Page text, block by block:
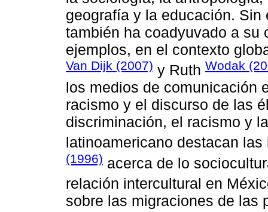
geografía y la educación.
también ha coadyuvado a su
ejemplos, en el contexto
Van Dijk (2007) y Ruth Wodak
los medios de comunicación
racismo y el discurso de las
discriminación, el racismo y
latinoamericano destacan
(1996) acerca de lo
relación intercultural en
sobre las migraciones de las